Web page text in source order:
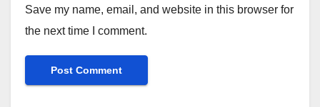
Save my name, email, and website in this browser for
the next time I comment.